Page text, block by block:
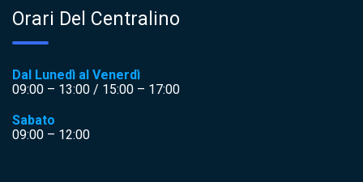
Orari Del Centralino
Dal Lunedì al Venerdì
09:00 – 13:00 / 15:00 – 17:00
Sabato
09:00 – 12:00